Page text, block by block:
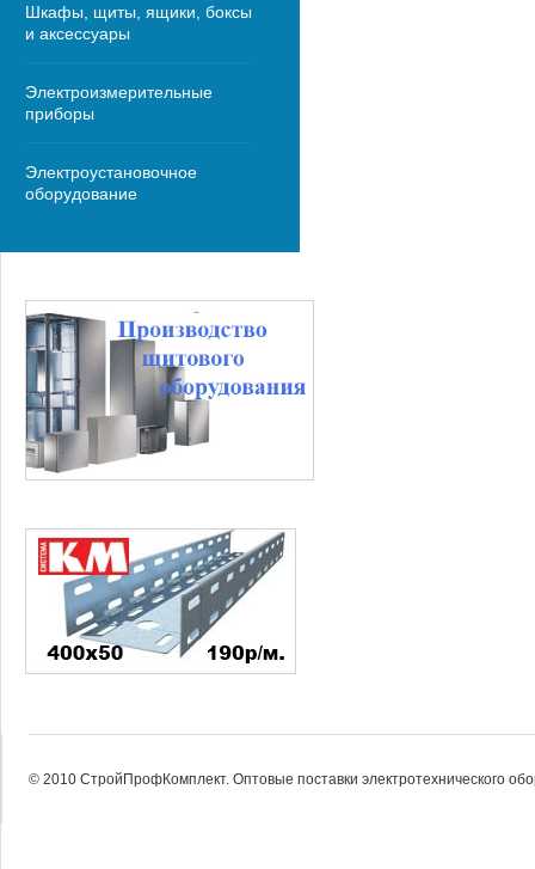
Шкафы, щиты, ящики, боксы
и аксессуары
Электроизмерительные
приборы
Электроустановочное
оборудование
© 2010 СтройПрофКомплект. Оптовые поставки электротехнического